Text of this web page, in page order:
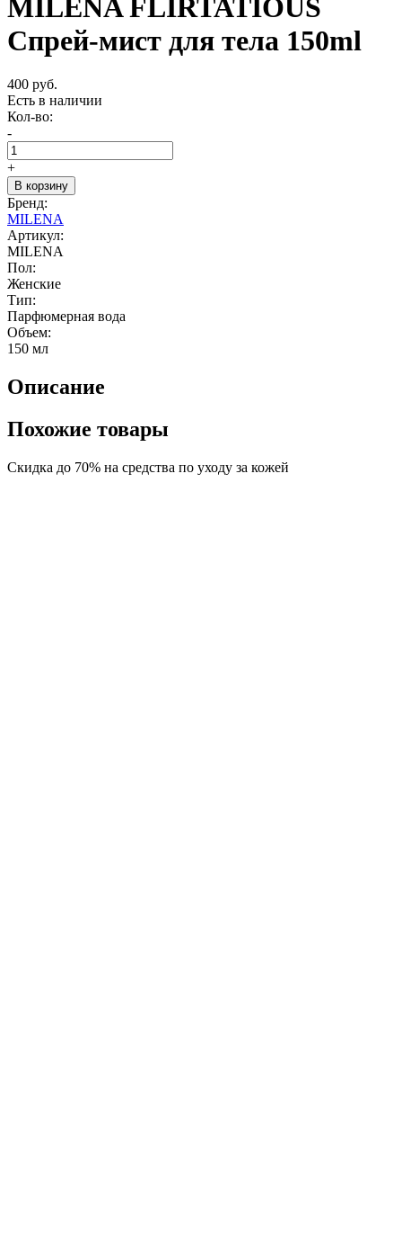
MILENA FLIRTATIOUS
Спрей-мист для тела 150ml
400 руб.
Есть в наличии
Кол-во:
-
+
В корзину
Бренд:
MILENA
Артикул:
MILENA
Пол:
Женские
Тип:
Парфюмерная вода
Объем:
150 мл
Описание
Похожие товары
Скидка до 70% на средства по уходу за кожей